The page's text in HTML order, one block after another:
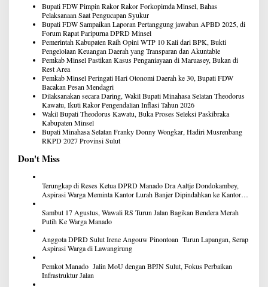
Bupati FDW Pimpin Rakor Rakor Forkopimda Minsel, Bahas
Pelaksanaan Saat Pengucapan Syukur
Bupati FDW Sampaikan Laporan Pertanggung jawaban APBD 2025, di
Forum Rapat Paripurna DPRD Minsel
Pemerintah Kabupaten Raih Opini WTP 10 Kali dari BPK, Bukti
Pengelolaan Keuangan Daerah yang Transparan dan Akuntable
Pemkab Minsel Pastikan Kasus Penganiayaan di Maruasey, Bukan di
Rest Area
Pemkab Minsel Peringati Hari Otonomi Daerah ke 30, Bupati FDW
Bacakan Pesan Mendagri
Dilaksanakan secara Daring, Wakil Bupati Minahasa Selatan Theodorus
Kawatu, Ikuti Rakor Pengendalian Inflasi Tahun 2026
Wakil Bupati Theodorus Kawatu, Buka Proses Seleksi Paskibraka
Kabupaten Minsel
Bupati Minahasa Selatan Franky Donny Wongkar, Hadiri Musrenbang
RKPD 2027 Provinsi Sulut
Don't Miss
Terungkap di Reses Ketua DPRD Manado Dra Aaltje Dondokambey,
Aspirasi Warga Meminta Kantor Lurah Banjer Dipindahkan ke Kantor
Sambut 17 Agustus, Wawali RS Turun Jalan Bagikan Bendera Merah
Putih Ke Warga Manado
Anggota DPRD Sulut Irene Angouw Pinontoan Turun Lapangan, Serap
Aspirasi Warga di Lawangirung
Pemkot Manado Jalin MoU dengan BPJN Sulut, Fokus Perbaikan
Infrastruktur Jalan